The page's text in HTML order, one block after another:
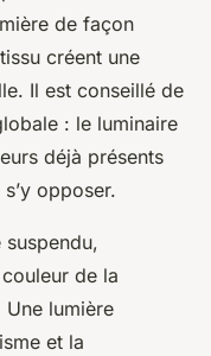
de façon
créent une
Il est conseillé de
: le luminaire
déjà présents
opposer.
de la
lumière
et la